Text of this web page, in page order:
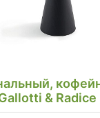
&